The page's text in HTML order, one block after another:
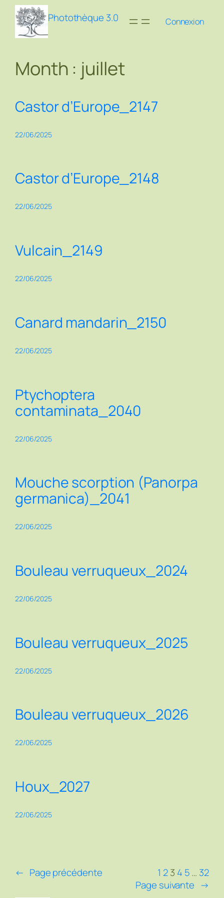
Aller
contenu
Photothèque 3.0 Connexion
Month : juillet
Castor d’Europe_2147
22/06/2025
Castor d’Europe_2148
22/06/2025
Vulcain_2149
22/06/2025
Canard mandarin_2150
22/06/2025
Ptychoptera
contaminata_2040
22/06/2025
Mouche scorption (Panorpa
germanica)_2041
22/06/2025
Bouleau verruqueux_2024
22/06/2025
Bouleau verruqueux_2025
22/06/2025
Bouleau verruqueux_2026
22/06/2025
Houx_2027
22/06/2025
← Page précédente 1 23 4 5… 32
Page suivante →